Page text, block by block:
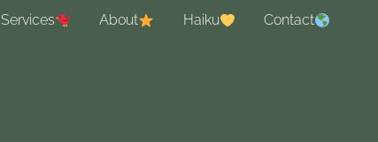
Services About Haiku Contact